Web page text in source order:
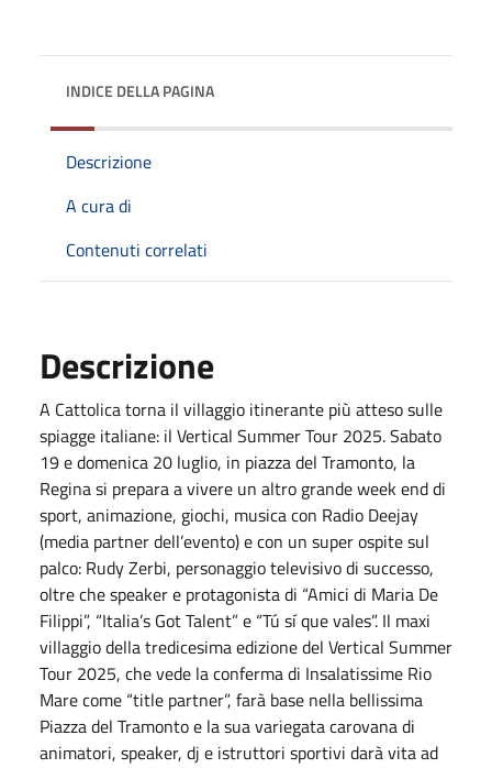
INDICE DELLA PAGINA
Descrizione
A cura di
Contenuti correlati
Descrizione
A Cattolica torna il villaggio itinerante più atteso sulle
spiagge italiane: il Vertical Summer Tour 2025. Sabato
19 e domenica 20 luglio, in piazza del Tramonto, la
Regina si prepara a vivere un altro grande week end di
sport, animazione, giochi, musica con Radio Deejay
(media partner dell’evento) e con un super ospite sul
palco: Rudy Zerbi, personaggio televisivo di successo,
oltre che speaker e protagonista di “Amici di Maria De
Filippi”, “Italia’s Got Talent” e “Tú sí que vales”. Il maxi
villaggio della tredicesima edizione del Vertical Summer
Tour 2025, che vede la conferma di Insalatissime Rio
Mare come “title partner”, farà base nella bellissima
Piazza del Tramonto e la sua variegata carovana di
animatori, speaker, dj e istruttori sportivi darà vita ad